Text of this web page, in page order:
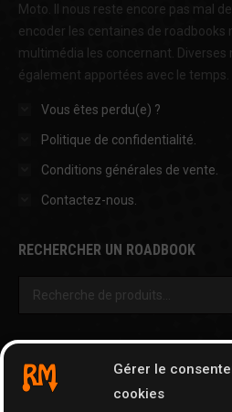
Gérer le
cookies
Moto. Il nous reste encore pas mal
encoder les centaines de roadbooks
multimédia les concernant. Diverses
également apportées avec le temps.
Vous êtes perdu(e) ?
Politique de confidentialité.
Conditions générales de vente.
Contactez-nous.
RECHERCHER UN ROADBOOK
Cartographie